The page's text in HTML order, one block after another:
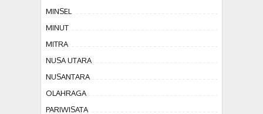
MINSEL
MINUT
MITRA
NUSA UTARA
NUSANTARA
OLAHRAGA
PARIWISATA